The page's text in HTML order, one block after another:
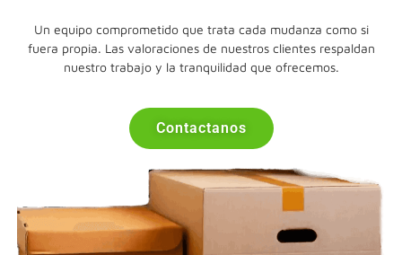
Un equipo comprometido que trata cada mudanza como si
fuera propia. Las valoraciones de nuestros clientes respaldan
nuestro trabajo y la tranquilidad que ofrecemos.
Contactanos